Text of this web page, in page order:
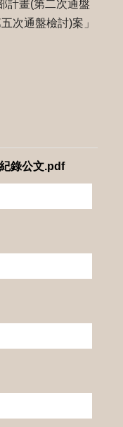
計畫(第二次通盤
次通盤檢討)案」
錄公文.pdf